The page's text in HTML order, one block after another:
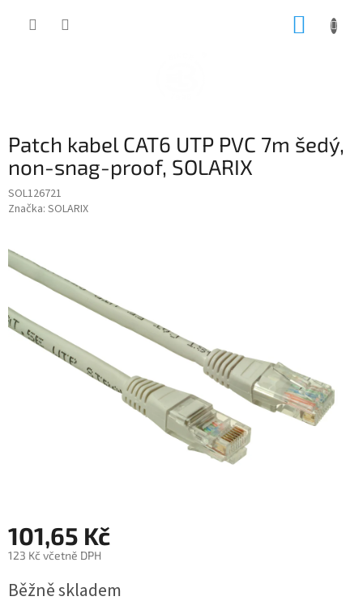
Patch kabel CAT6 UTP PVC 7m šedý,
non-snag-proof, SOLARIX
SOL126721
Značka: SOLARIX
101,65 Kč
123 Kč včetně DPH
cena:
Běžně skladem